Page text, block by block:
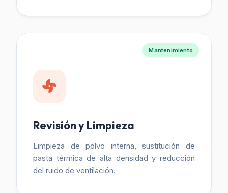
Mantenimiento
Revisión y Limpieza
Limpieza de polvo interna, sustitución de
pasta térmica de alta densidad y reducción
del ruido de ventilación.